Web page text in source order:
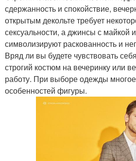
сдержанность и спокойствие,
открытым декольте требует
сексуальности, а джинсы с майкой
символизируют раскованность и
Вряд ли вы будете чувствовать
строгий костюм на вечеринку или
работу. При выборе одежды многое
особенностей фигуры.